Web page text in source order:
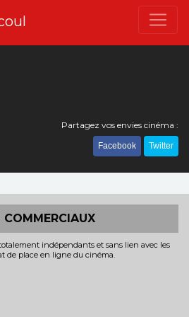
Partagez vos envies cinéma :
Facebook Twitter
COMMERCIAUX
indépendants et sans lien avec les
de place en ligne du cinéma.